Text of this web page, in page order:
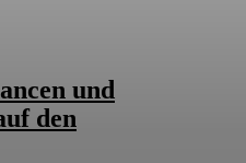
und
den